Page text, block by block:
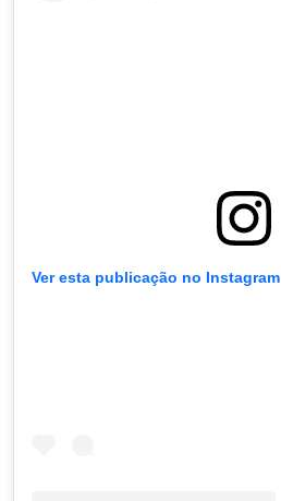
Ver esta publicação no Instagram